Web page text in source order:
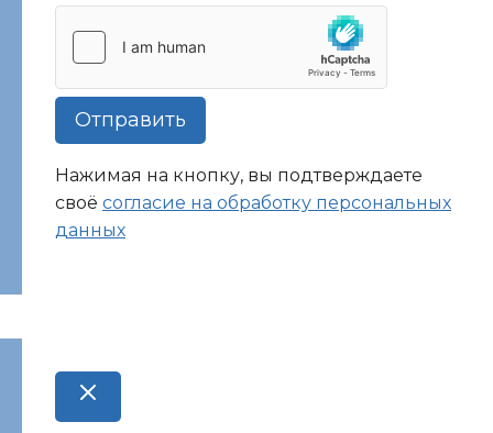
Отправить
Нажимая на кнопку, вы подтверждаете
своё согласие на обработку персональных
данных